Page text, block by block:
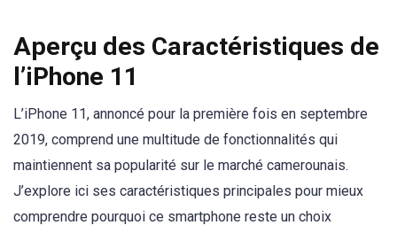
Aperçu des Caractéristiques de
l’iPhone 11
L’iPhone 11, annoncé pour la première fois en septembre
2019, comprend une multitude de fonctionnalités qui
maintiennent sa popularité sur le marché camerounais.
J’explore ici ses caractéristiques principales pour mieux
comprendre pourquoi ce smartphone reste un choix